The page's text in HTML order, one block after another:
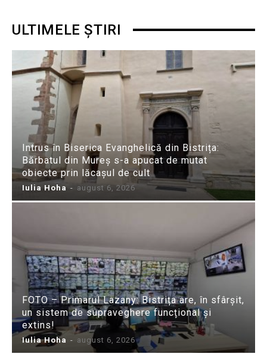
ULTIMELE ȘTIRI
Intrus în Biserica Evanghelică din Bistrița:
Bărbatul din Mureș s-a apucat de mutat
obiecte prin lăcașul de cult
Iulia Hoha - august 6, 2026
FOTO – Primarul Lazany: Bistrița are, în sfârșit,
un sistem de supraveghere funcțional și
extins!
Iulia Hoha - august 6, 2026